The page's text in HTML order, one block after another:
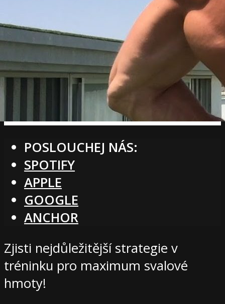
POSLOUCHEJ NÁS:
SPOTIFY
APPLE
GOOGLE
ANCHOR
Zjisti nejdůležitější strategie v
tréninku pro maximum svalové
hmoty!